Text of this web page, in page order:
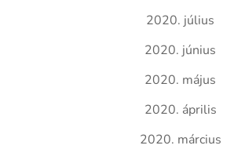
2020. július
2020. június
2020. május
2020. április
2020. március